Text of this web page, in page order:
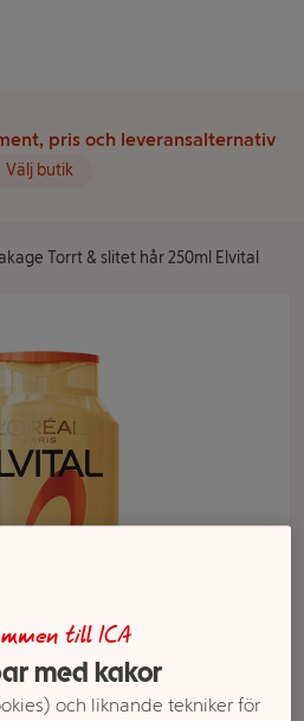
pris och leveransalternativ
Välj butik
Torrt & slitet hår 250ml Elvital
till ICA
med kakor
och liknande tekniker för